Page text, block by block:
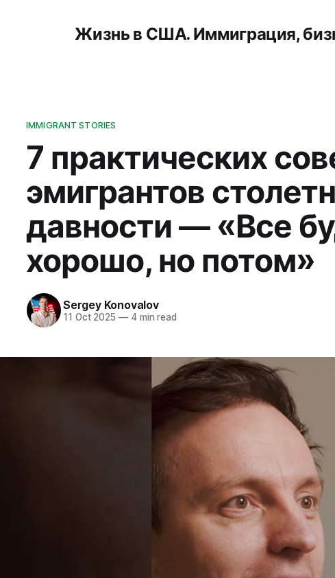
Жизнь в США. Иммиграция,
IMMIGRANT STORIES
7 практических
эмигрантов
давности — «Все
хорошо, но потом»
Sergey Konovalov
11 Oct 2025 —4 min read